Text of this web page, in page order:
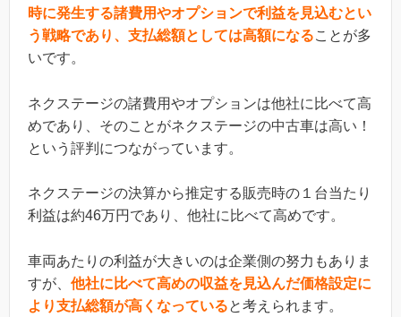
時に発生する諸費用やオプションで利益を見込むとい
う戦略であり、支払総額としては高額になることが多
いです。
ネクステージの諸費用やオプションは他社に比べて高
めであり、そのことがネクステージの中古車は高い！
という評判につながっています。
ネクステージの決算から推定する販売時の１台当たり
利益は約46万円であり、他社に比べて高めです。
車両あたりの利益が大きいのは企業側の努力もありま
すが、 他社に比べて高めの収益を見込んだ価格設定に
より支払総額が高くなっていると考えられます。